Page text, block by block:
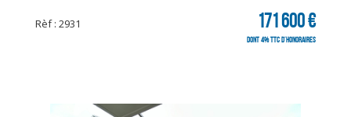
Rèf : 2931 171 600 €
dont 4% TTC d'honoraires